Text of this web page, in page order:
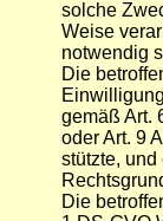
solche
Weise
notwendig
Die
gemäß Art.
oder Art. 9
stützte,
Die